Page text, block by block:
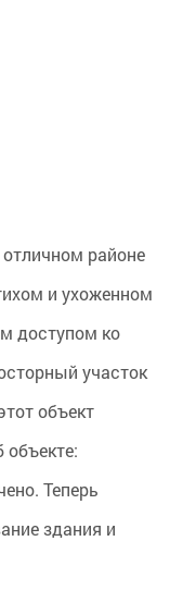
районе
и ухоженном
доступом ко
участок
объект
Теперь
здания и